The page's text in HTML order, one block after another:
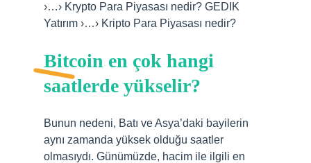
›…› Krypto Para Piyasası nedir? GEDIK
Yatırım ›…› Kripto Para Piyasası nedir?
Bitcoin en çok hangi
saatlerde yükselir?
Bunun nedeni, Batı ve Asya’daki bayilerin
aynı zamanda yüksek olduğu saatler
olmasıydı. Günümüzde, hacim ile ilgili en